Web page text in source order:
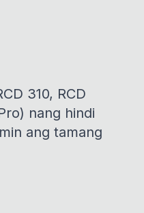
310, RCD
nang hindi
ang tamang